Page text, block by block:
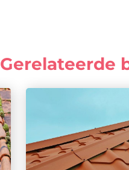
Gerelateerde